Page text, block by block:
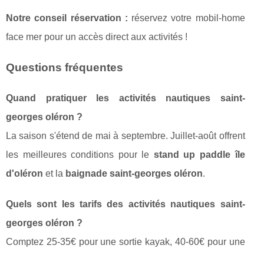
Notre conseil réservation : réservez votre mobil-home
face mer pour un accès direct aux activités !
Questions fréquentes
Quand pratiquer les activités nautiques saint-
georges oléron ?
La saison s'étend de mai à septembre. Juillet-août offrent
les meilleures conditions pour le stand up paddle île
d'oléron et la baignade saint-georges oléron.
Quels sont les tarifs des activités nautiques saint-
georges oléron ?
Comptez 25-35€ pour une sortie kayak, 40-60€ pour une